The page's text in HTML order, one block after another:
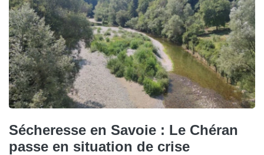
Sécheresse en Savoie : Le Chéran
passe en situation de crise